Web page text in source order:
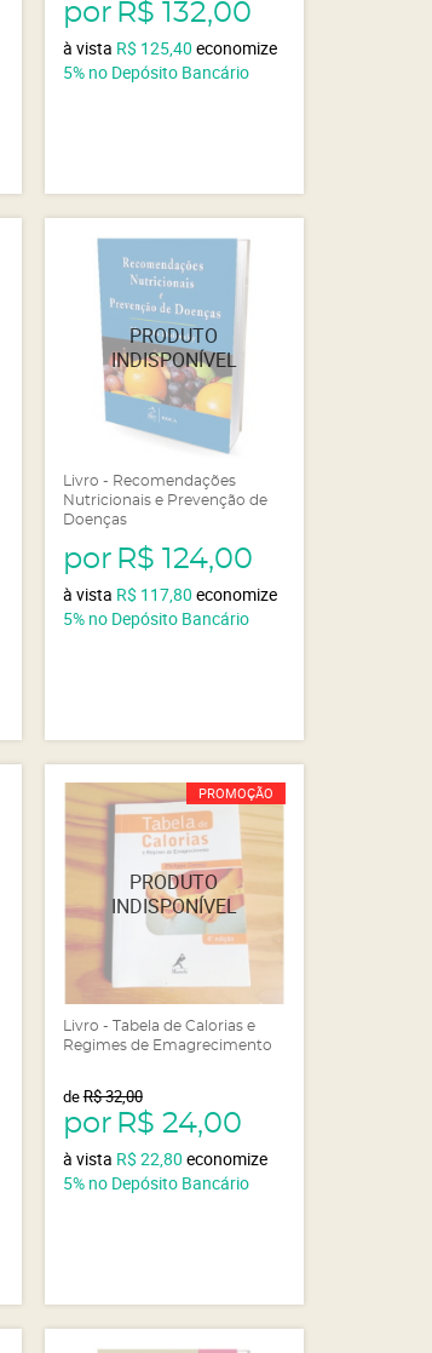
por R$ 132,00
à vista R$ 125,40 economize
5% no Depósito Bancário
Livro - Recomendações
Nutricionais e Prevenção de
Doenças
por R$ 124,00
à vista R$ 117,80 economize
5% no Depósito Bancário
PROMOÇÃO
Livro - Tabela de Calorias e
Regimes de Emagrecimento
deR$ 32,00
por R$ 24,00
à vista R$ 22,80 economize
5% no Depósito Bancário